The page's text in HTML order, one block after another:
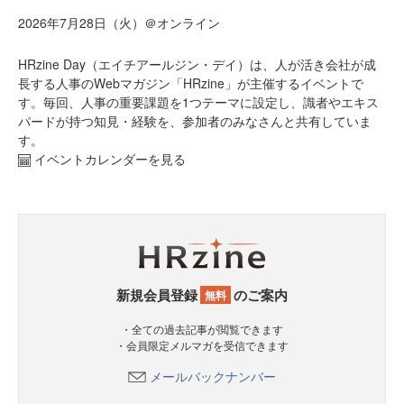
2026年7月28日（火）＠オンライン
HRzine Day（エイチアールジン・デイ）は、人が活き会社が成
長する人事のWebマガジン「HRzine」が主催するイベントで
す。毎回、人事の重要課題を1つテーマに設定し、識者やエキス
パードが持つ知見・経験を、参加者のみなさんと共有していま
す。
イベントカレンダーを見る
新規会員登録 無料 のご案内
・全ての過去記事が閲覧できます
・会員限定メルマガを受信できます
メールバックナンバー